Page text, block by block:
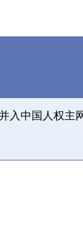
入中国人权主